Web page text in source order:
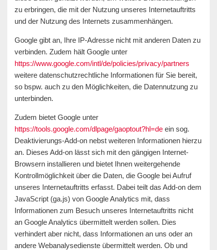
zu erbringen, die mit der Nutzung unseres Internetauftritts
und der Nutzung des Internets zusammenhängen.
Google gibt an, Ihre IP-Adresse nicht mit anderen Daten zu
verbinden. Zudem hält Google unter
https://www.google.com/intl/de/policies/privacy/partners
weitere datenschutzrechtliche Informationen für Sie bereit,
so bspw. auch zu den Möglichkeiten, die Datennutzung zu
unterbinden.
Zudem bietet Google unter
https://tools.google.com/dlpage/gaoptout?hl=de ein sog.
Deaktivierungs-Add-on nebst weiteren Informationen hierzu
an. Dieses Add-on lässt sich mit den gängigen Internet-
Browsern installieren und bietet Ihnen weitergehende
Kontrollmöglichkeit über die Daten, die Google bei Aufruf
unseres Internetauftritts erfasst. Dabei teilt das Add-on dem
JavaScript (ga.js) von Google Analytics mit, dass
Informationen zum Besuch unseres Internetauftritts nicht
an Google Analytics übermittelt werden sollen. Dies
verhindert aber nicht, dass Informationen an uns oder an
andere Webanalysedienste übermittelt werden. Ob und